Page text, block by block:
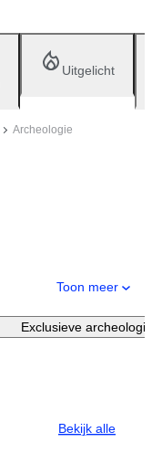
Uitgelicht
Archeologie
Toon meer
Exclusieve archeologie
Bekijk alle